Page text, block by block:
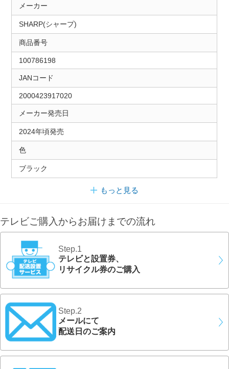
メーカー
SHARP(シャープ)
商品番号
100786198
JANコード
2000423917020
メーカー発売日
2024年頃発売
色
ブラック
もっと見る
テレビご購入からお届けまでの流れ
Step.1
テレビと設置券、
リサイクル券のご購入
Step.2
メールにて
配送日のご案内